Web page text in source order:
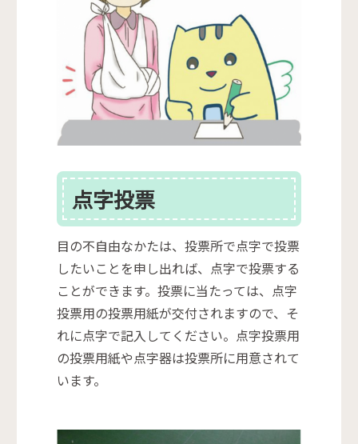
点字投票
目の不自由なかたは、投票所で点字で投票
したいことを申し出れば、点字で投票する
ことができます。投票に当たっては、点字
投票用の投票用紙が交付されますので、そ
れに点字で記入してください。点字投票用
の投票用紙や点字器は投票所に用意されて
います。